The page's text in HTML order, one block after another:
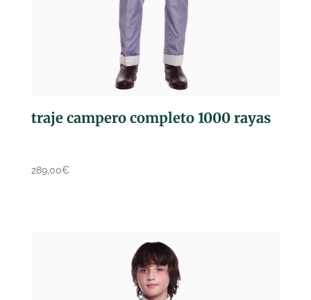
traje campero completo 1000 rayas
289,00€